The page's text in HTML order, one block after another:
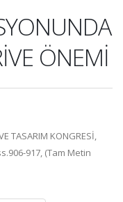
ÖNEMİ
TASARIM KONGRESİ,
917, (Tam Metin